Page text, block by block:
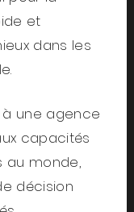
et
dans les
à une agence
capacités
au monde,
décision